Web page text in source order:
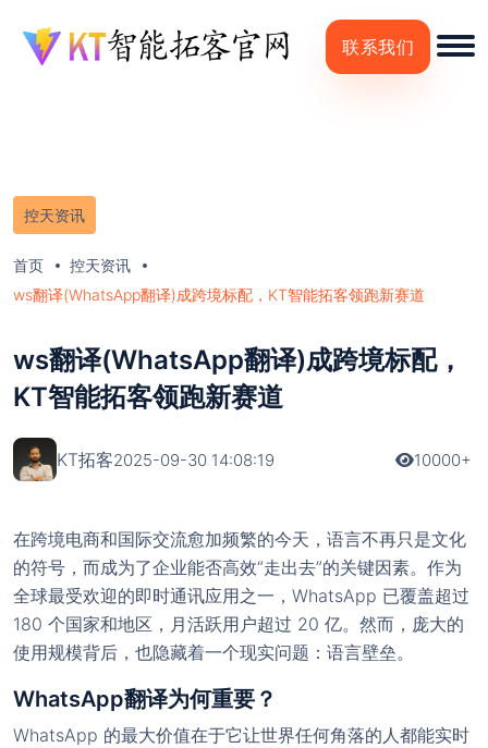
联系我们
控天资讯
首页
控天资讯
ws翻译(WhatsApp翻译)成跨境标配，KT智能拓客领跑新赛道
ws翻译(WhatsApp翻译)成跨境标配，
KT智能拓客领跑新赛道
KT拓客2025-09-30 14:08:19 10000+
在跨境电商和国际交流愈加频繁的今天，语言不再只是文化
的符号，而成为了企业能否高效“走出去”的关键因素。作为
全球最受欢迎的即时通讯应用之一，WhatsApp 已覆盖超过
180 个国家和地区，月活跃用户超过 20 亿。然而，庞大的
使用规模背后，也隐藏着一个现实问题：语言壁垒。
WhatsApp翻译为何重要？
WhatsApp 的最大价值在于它让世界任何角落的人都能实时